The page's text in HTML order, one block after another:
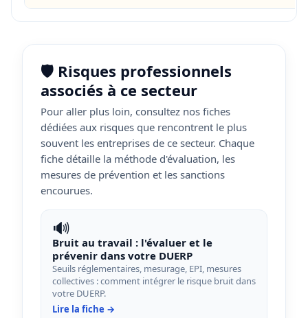
🛡️ Risques professionnels
associés à ce secteur
Pour aller plus loin, consultez nos fiches
dédiées aux risques que rencontrent le plus
souvent les entreprises de ce secteur. Chaque
fiche détaille la méthode d'évaluation, les
mesures de prévention et les sanctions
encourues.
🔊
Bruit au travail : l'évaluer et le
prévenir dans votre DUERP
Seuils réglementaires, mesurage, EPI, mesures
collectives : comment intégrer le risque bruit dans
votre DUERP.
Lire la fiche →